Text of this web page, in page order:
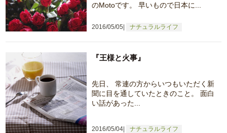
2016/05/05 ナチュラルライフ
のMotoです。 早いもので日本に...
2016/05/04 ナチュラルライフ
『王様と火事』
先日、 常連の方からいつもいただく新
聞に目を通していたときのこと。 面白
い話があった...